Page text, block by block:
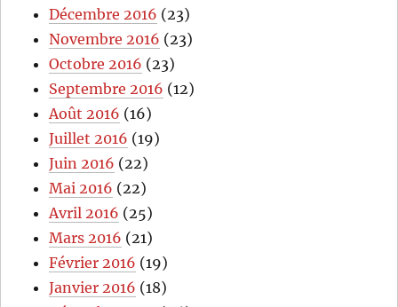
Décembre 2016 (23)
Novembre 2016 (23)
Octobre 2016 (23)
Septembre 2016 (12)
Août 2016 (16)
Juillet 2016 (19)
Juin 2016 (22)
Mai 2016 (22)
Avril 2016 (25)
Mars 2016 (21)
Février 2016 (19)
Janvier 2016 (18)